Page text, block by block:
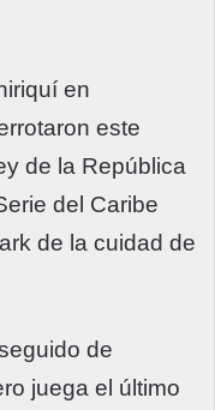
en
este
de la República
del Caribe
de la cuidad de
de
juega el último